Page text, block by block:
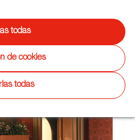
todas
de cookies
todas